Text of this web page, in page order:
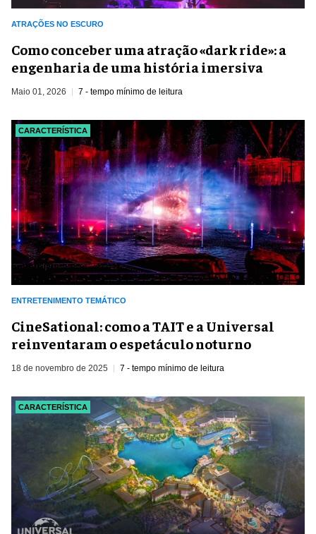
ATRAÇÕES NO ESCURO
Como conceber uma atração «dark ride»: a
engenharia de uma história imersiva
Maio 01, 2026 7 - tempo mínimo de leitura
ENTRETENIMENTO TEMÁTICO
CARACTERÍSTICA
CineSational: como a TAIT e a Universal
reinventaram o espetáculo noturno
18 de novembro de 2025 7 - tempo mínimo de leitura
CARACTERÍSTICA